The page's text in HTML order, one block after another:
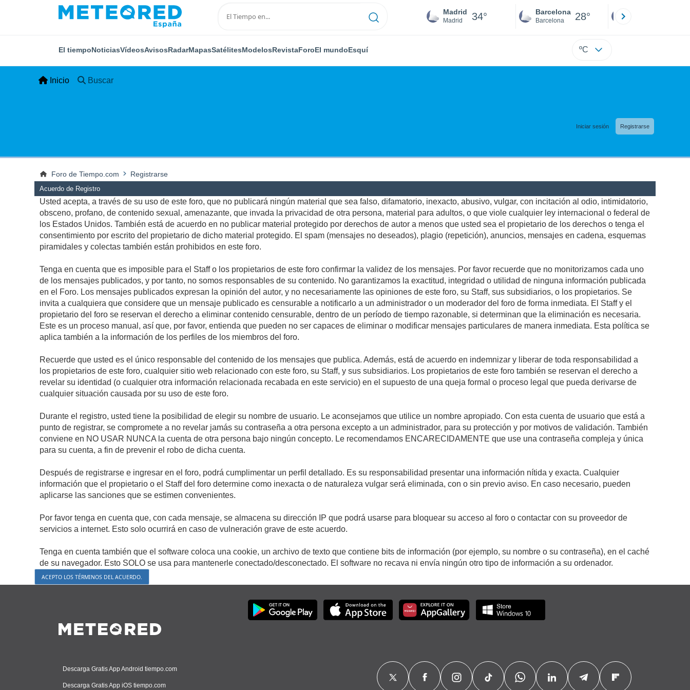
Madrid
Madrid 34° Barcelona
Barcelona 28°
El tiempoNoticiasVídeosAvisosRadarMapasSatélitesModelosRevistaForoEl mundoEsquí ºC
Inicio Buscar
Iniciar sesión Registrarse
Foro de Tiempo.com Registrarse
Acuerdo de Registro
Usted acepta, a través de su uso de este foro, que no publicará ningún material que sea falso, difamatorio, inexacto, abusivo, vulgar, con incitación al odio, intimidatorio,
obsceno, profano, de contenido sexual, amenazante, que invada la privacidad de otra persona, material para adultos, o que viole cualquier ley internacional o federal de
los Estados Unidos. También está de acuerdo en no publicar material protegido por derechos de autor a menos que usted sea el propietario de los derechos o tenga el
consentimiento por escrito del propietario de dicho material protegido. El spam (mensajes no deseados), plagio (repetición), anuncios, mensajes en cadena, esquemas
piramidales y colectas también están prohibidos en este foro.
Tenga en cuenta que es imposible para el Staff o los propietarios de este foro confirmar la validez de los mensajes. Por favor recuerde que no monitorizamos cada uno
de los mensajes publicados, y por tanto, no somos responsables de su contenido. No garantizamos la exactitud, integridad o utilidad de ninguna información publicada
en el Foro. Los mensajes publicados expresan la opinión del autor, y no necesariamente las opiniones de este foro, su Staff, sus subsidiarios, o los propietarios. Se
invita a cualquiera que considere que un mensaje publicado es censurable a notificarlo a un administrador o un moderador del foro de forma inmediata. El Staff y el
propietario del foro se reservan el derecho a eliminar contenido censurable, dentro de un período de tiempo razonable, si determinan que la eliminación es necesaria.
Este es un proceso manual, así que, por favor, entienda que pueden no ser capaces de eliminar o modificar mensajes particulares de manera inmediata. Esta política se
aplica también a la información de los perfiles de los miembros del foro.
Recuerde que usted es el único responsable del contenido de los mensajes que publica. Además, está de acuerdo en indemnizar y liberar de toda responsabilidad a
los propietarios de este foro, cualquier sitio web relacionado con este foro, su Staff, y sus subsidiarios. Los propietarios de este foro también se reservan el derecho a
revelar su identidad (o cualquier otra información relacionada recabada en este servicio) en el supuesto de una queja formal o proceso legal que pueda derivarse de
cualquier situación causada por su uso de este foro.
Durante el registro, usted tiene la posibilidad de elegir su nombre de usuario. Le aconsejamos que utilice un nombre apropiado. Con esta cuenta de usuario que está a
punto de registrar, se compromete a no revelar jamás su contraseña a otra persona excepto a un administrador, para su protección y por motivos de validación. También
conviene en NO USAR NUNCA la cuenta de otra persona bajo ningún concepto. Le recomendamos ENCARECIDAMENTE que use una contraseña compleja y única
para su cuenta, a fin de prevenir el robo de dicha cuenta.
Después de registrarse e ingresar en el foro, podrá cumplimentar un perfil detallado. Es su responsabilidad presentar una información nítida y exacta. Cualquier
información que el propietario o el Staff del foro determine como inexacta o de naturaleza vulgar será eliminada, con o sin previo aviso. En caso necesario, pueden
aplicarse las sanciones que se estimen convenientes.
Por favor tenga en cuenta que, con cada mensaje, se almacena su dirección IP que podrá usarse para bloquear su acceso al foro o contactar con su proveedor de
servicios a internet. Esto solo ocurrirá en caso de vulneración grave de este acuerdo.
Tenga en cuenta también que el software coloca una cookie, un archivo de texto que contiene bits de información (por ejemplo, su nombre o su contraseña), en el caché
de su navegador. Esto SOLO se usa para mantenerle conectado/desconectado. El software no recava ni envía ningún otro tipo de información a su ordenador.
Descarga Gratis App Android tiempo.com
Descarga Gratis App iOS tiempo.com